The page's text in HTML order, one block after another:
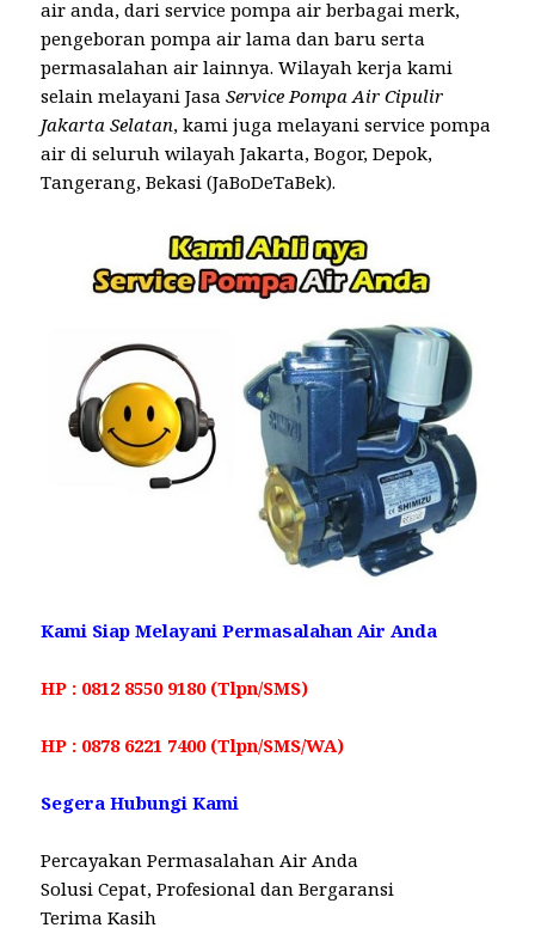
air anda, dari service pompa air berbagai merk,
pengeboran pompa air lama dan baru serta
permasalahan air lainnya. Wilayah kerja kami
selain melayani JasaService Pompa Air Cipulir
Jakarta Selatan, kami juga melayani service pompa
air di seluruh wilayah Jakarta, Bogor, Depok,
Tangerang, Bekasi (JaBoDeTaBek).
Kami Siap Melayani Permasalahan Air Anda
HP : 0812 8550 9180 (Tlpn/SMS)
HP : 0878 6221 7400 (Tlpn/SMS/WA)
Segera Hubungi Kami
Percayakan Permasalahan Air Anda
Solusi Cepat, Profesional dan Bergaransi
Terima Kasih